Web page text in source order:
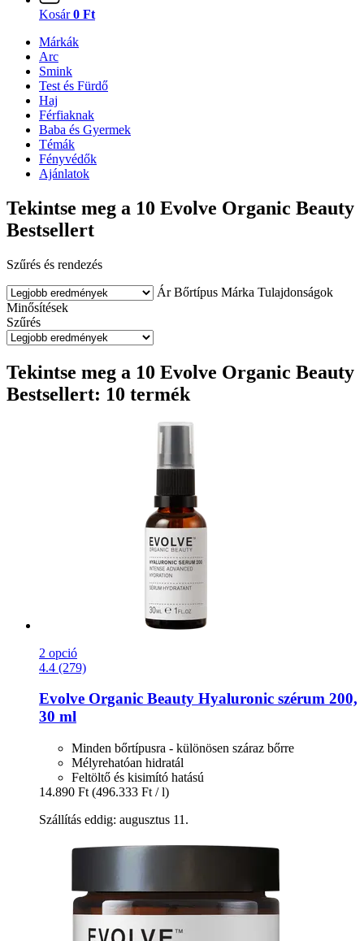
Kosár 0 Ft
Márkák
Arc
Smink
Test és Fürdő
Haj
Férfiaknak
Baba és Gyermek
Témák
Fényvédők
Ajánlatok
Tekintse meg a 10 Evolve Organic Beauty
Bestsellert
Szűrés és rendezés
Ár Bőrtípus Márka Tulajdonságok
Minősítések
Szűrés
Tekintse meg a 10 Evolve Organic Beauty
Bestsellert: 10 termék
2 opció
4.4 (279)
Evolve Organic Beauty Hyaluronic szérum 200,
30 ml
Minden bőrtípusra - különösen száraz bőrre
Mélyrehatóan hidratál
Feltöltő és kisimító hatású
14.890 Ft (496.333 Ft / l)
Szállítás eddig: augusztus 11.